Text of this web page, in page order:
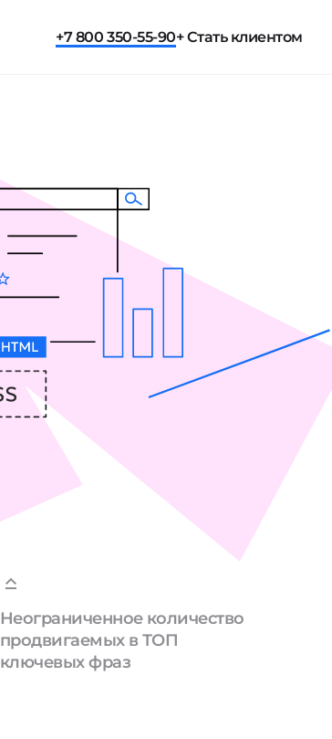
+7 800 350-55-90+ Стать клиентом
Неограниченное количество
продвигаемых в ТОП
ключевых фраз